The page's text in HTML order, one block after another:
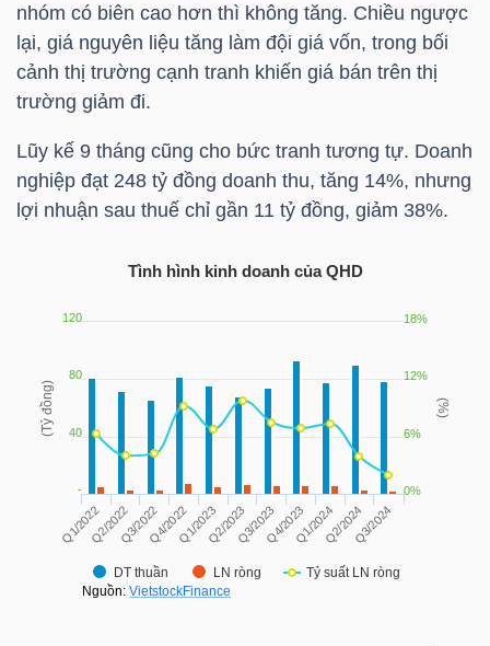
nhóm có biên cao hơn thì không tăng. Chiều ngược
lại, giá nguyên liệu tăng làm đội giá vốn, trong bối
cảnh thị trường cạnh tranh khiến giá bán trên thị
trường giảm đi.
Lũy kế 9 tháng cũng cho bức tranh tương tự. Doanh
nghiệp đạt 248 tỷ đồng doanh thu, tăng 14%, nhưng
lợi nhuận sau thuế chỉ gần 11 tỷ đồng, giảm 38%.
Tình hình kinh doanh củaQHD
ĐÔNG
DƯƠNG
TÀI
CHÍNH
CÁ
TÍCH
VIETSTOCKFINANCE